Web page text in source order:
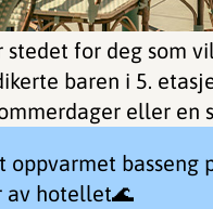
for deg som
baren i 5.
eller en
basseng
av hotellet🌊